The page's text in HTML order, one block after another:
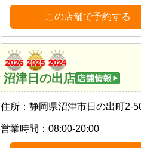
この店舗で予約する
沼津日の出店
住所： 静岡県沼津市日の出町2-
営業時間： 08:00-20:00